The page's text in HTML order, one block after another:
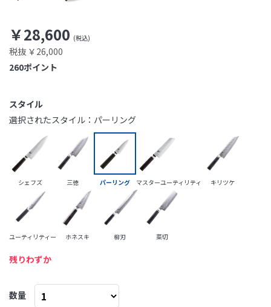
￥28,600
税抜 ￥26,000
ポイント
260
残りわずか
スタイル
シェフズ 三徳 パーリング マスターユーティリティ キリツケ
ユーティリティー ホネスキ 柳刃 菜切
選択されたスタイル：パーリング
数量